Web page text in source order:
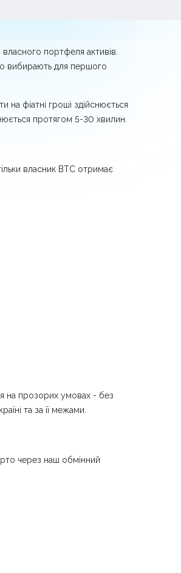
власного портфеля активів.
вибирають для першого
фіатні гроші здійснюється
протягом 5-30 хвилин.
власник BTC отримає
на прозорих умовах - без
та за її межами.
через наш обмінний